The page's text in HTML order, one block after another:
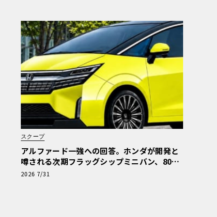
スクープ
アルファード一強への回答。ホンダが開発と
噂される次期フラッグシップミニバン、800
万円超の勝算【予想CG】
2026 7/31